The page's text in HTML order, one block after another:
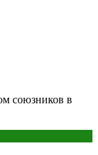
союзников в